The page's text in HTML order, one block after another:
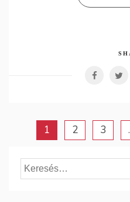
1 2 3
Keresés: